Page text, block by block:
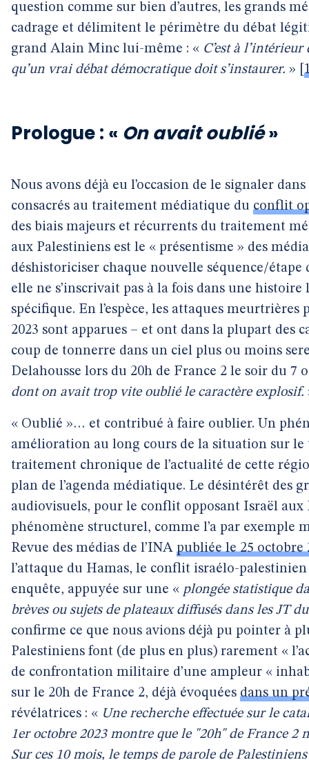
question comme sur bien d’autres, les grands
cadrage et délimitent le périmètre du débat
grand Alain Minc lui-même : « C’est à
qu’un vrai débat démocratique doit s’instaurer. »
Prologue : « On avait oublié»
Nous avons déjà eu l’occasion de le signaler
consacrés au traitement médiatique du conflit
des biais majeurs et récurrents du traitement
aux Palestiniens est le « présentisme » des
déshistoriciser chaque nouvelle séquence/
elle ne s’inscrivait pas à la fois dans une
spécifique. En l’espèce, les attaques
2023 sont apparues – et ont dans la plupart des
coup de tonnerre dans un ciel plus ou moins
Delahousse lors du 20h de France 2 le soir du 7
dont on avait trop vite oublié le caractère explosif.
« Oublié »… et contribué à faire oublier. Un
amélioration au long cours de la situation sur le
traitement chronique de l’actualité de cette
plan de l’agenda médiatique. Le désintérêt des
audiovisuels, pour le conflit opposant Israël aux
phénomène structurel, comme l’a par exemple
Revue des médias de l’INA publiée le 25 octobre
l’attaque du Hamas, le conflit israélo-
enquête, appuyée sur une « plongée statistique
brèves ou sujets de plateaux diffusés dans les JT
confirme ce que nous avions déjà pu pointer à
Palestiniens font (de plus en plus) rarement «
de confrontation militaire d’une ampleur «
sur le 20h de France 2, déjà évoquées dans un
révélatrices : « Une recherche effectuée sur le
1er octobre 2023 montre que le "20h" de France 2
Sur ces 10 mois, le temps de parole de